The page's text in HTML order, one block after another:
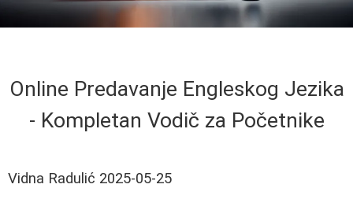
Online Predavanje Engleskog Jezika
- Kompletan Vodič za Početnike
Vidna Radulić 2025-05-25